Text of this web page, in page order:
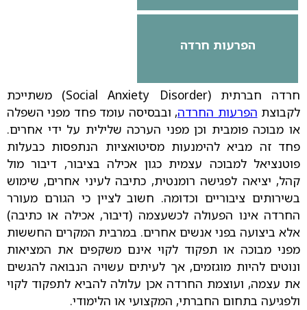
הפרעות חרדה
חרדה חברתית (Social Anxiety Disorder) משתייכת
לקבוצת הפרעות החרדה, ובבסיסה עומד פחד מפני השפלה
או מבוכה פומבית וכן מפני הערכה שלילית על ידי אחרים.
פחד זה מביא להימנעות מסיטואציות הנתפסות כבעלות
פוטנציאל למבוכה עצמית כגון אכילה בציבור, דיבור מול
קהל, יציאה לפגישה רומנטית, כתיבה לעיני אחרים, שימוש
בשירותים ציבוריים וכדומה. חשוב לציין כי הגורם מעורר
החרדה אינו הפעולה לכשעצמה (דיבור, אכילה או כתיבה)
אלא ביצועה בפני אנשים אחרים. במרבית המקרים החששות
מפני מבוכה או תפקוד לקוי אינם משקפים את המציאות
ונוטים להיות מוגזמים, אך לעיתים עשויה הנבואה להגשים
את עצמה, ועוצמת החרדה אכן עלולה להביא לתפקוד לקוי
ולפגיעה בתחום החברתי, המקצועי או הלימודי.